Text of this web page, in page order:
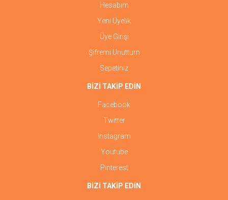
Hesabım
Yeni Üyelik
Üye Girişi
Şifremi Unuttum
Sepetiniz
BİZİ TAKİP EDİN
Facebook
Twitter
Instagram
Youtube
Pinterest
BİZİ TAKİP EDİN